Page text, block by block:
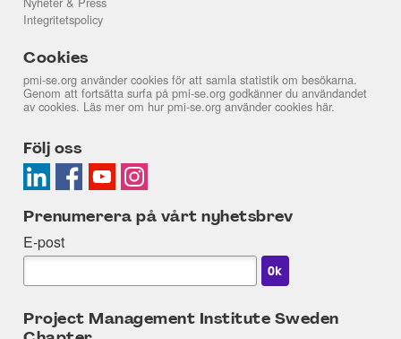
Integritetspolicy
Cookies
pmi-se.org använder cookies för att samla statistik om besökarna.
Genom att fortsätta surfa på pmi-se.org godkänner du användandet
av cookies. Läs mer om hur pmi-se.org använder cookies här.
Följ oss
Prenumerera på vårt nyhetsbrev
E-post
Project Management Institute Sweden